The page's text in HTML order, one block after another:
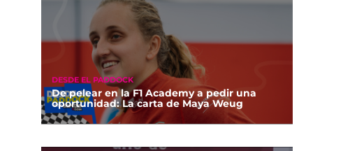
DESDE EL PADDOCK
De pelear en la F1 Academy a pedir una
oportunidad: La carta de Maya Weug